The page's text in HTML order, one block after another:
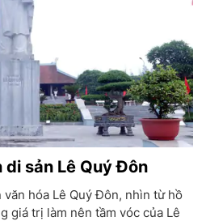
di sản Lê Quý Đôn
hóa Lê Quý Đôn, nhìn từ hồ
giá trị làm nên tầm vóc của Lê